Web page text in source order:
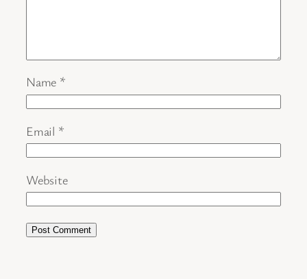
Name *
Email *
Website